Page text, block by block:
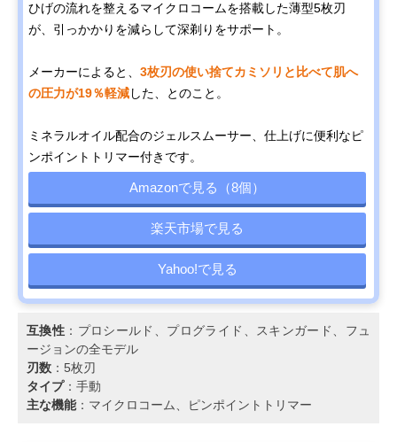
ひげの流れを整えるマイクロコームを搭載した薄型5枚刃
が、引っかかりを減らして深剃りをサポート。
メーカーによると、 3枚刃の使い捨てカミソリと比べて肌へ
の圧力が19％軽減した、とのこと。
ミネラルオイル配合のジェルスムーサー、仕上げに便利なピ
ンポイントトリマー付きです。
Amazonで見る（8個）
楽天市場で見る
Yahoo!で見る
互換性 ：プロシールド、プログライド、スキンガード、フュ
ージョンの全モデル
刃数 ：5枚刃
タイプ：手動
主な機能：マイクロコーム、ピンポイントトリマー